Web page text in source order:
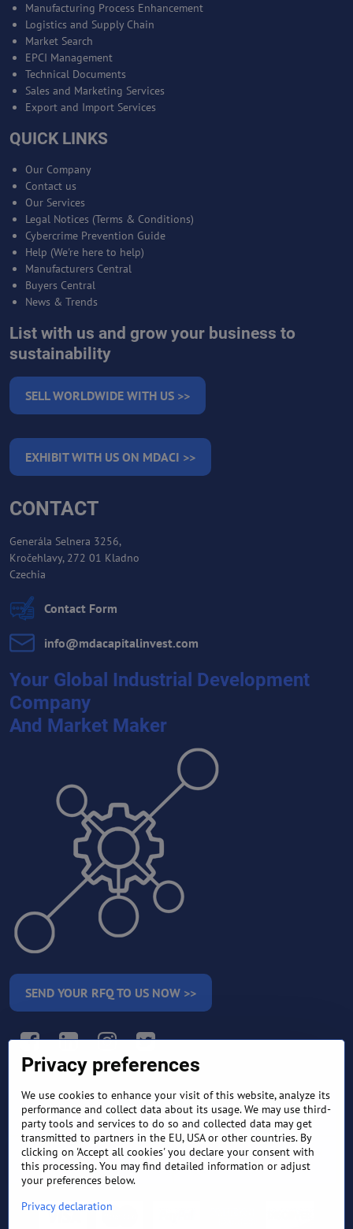
Manufacturing Process Enhancement
Logistics and Supply Chain
Market Search
EPCI Management
Technical Documents
Sales and Marketing Services
Export and Import Services
QUICK LINKS
Our Company
Contact us
Our Services
Legal Notices (Terms & Conditions)
Cybercrime Prevention Guide
Help (We're here to help)
Manufacturers Central
Buyers Central
News & Trends
List with us and grow your business to
sustainability
SELL WORLDWIDE WITH US >>
EXHIBIT WITH US ON MDACI >>
CONTACT
Generála Selnera 3256,
Kročehlavy, 272 01 Kladno
Czechia
Contact Form
info​@mdacapitalinvest​.com
Your Global Industrial Development
Company
And Market Maker
SEND YOUR RFQ TO US NOW >>
TERMS AND CONDITIONS
RETURN AND REFUND
POLICY
FREQUENTLY ASKED
QUESTIONS
EXPORT FINANCE & LETTER
OF CREDIT
Privacy preferences
We use cookies to enhance your visit of this website, analyze its
performance and collect data about its usage. We may use third-
party tools and services to do so and collected data may get
transmitted to partners in the EU, USA or other countries. By
clicking on 'Accept all cookies' you declare your consent with
this processing. You may find detailed information or adjust
your preferences below.
Privacy declaration